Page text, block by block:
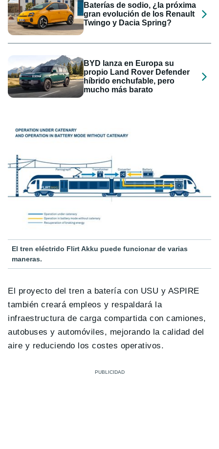
Baterías de sodio, ¿la próxima
gran evolución de los Renault
Twingo y Dacia Spring?
BYD lanza en Europa su
propio Land Rover Defender
híbrido enchufable, pero
mucho más barato
El tren eléctrido Flirt Akku puede funcionar de varias
maneras.
El proyecto del tren a batería con USU y ASPIRE
también creará empleos y respaldará la
infraestructura de carga compartida con camiones,
autobuses y automóviles, mejorando la calidad del
aire y reduciendo los costes operativos.